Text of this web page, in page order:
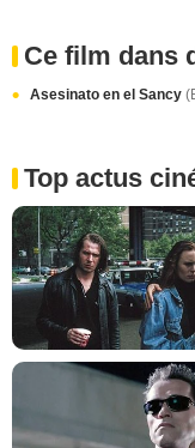
Ce film dans
Asesinato en el Sancy
Top actus